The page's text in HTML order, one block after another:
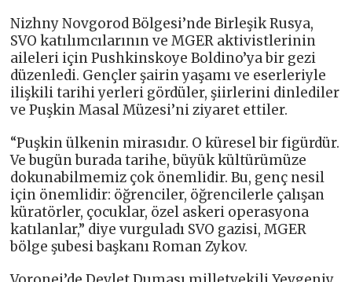
Nizhny Novgorod Bölgesi’nde Birleşik Rusya,
SVO katılımcılarının ve MGER aktivistlerinin
aileleri için Pushkinskoye Boldino’ya bir gezi
düzenledi. Gençler şairin yaşamı ve eserleriyle
ilişkili tarihi yerleri gördüler, şiirlerini dinlediler
ve Puşkin Masal Müzesi’ni ziyaret ettiler.
“Puşkin ülkenin mirasıdır. O küresel bir figürdür.
Ve bugün burada tarihe, büyük kültürümüze
dokunabilmemiz çok önemlidir. Bu, genç nesil
için önemlidir: öğrenciler, öğrencilerle çalışan
küratörler, çocuklar, özel askeri operasyona
katılanlar,” diye vurguladı SVO gazisi, MGER
bölge şubesi başkanı Roman Zykov.